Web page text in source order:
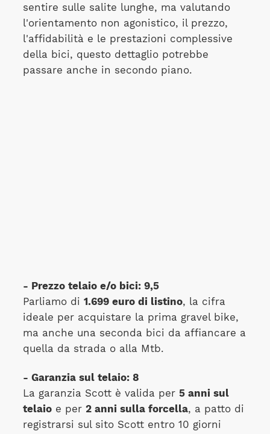
sentire sulle salite lunghe, ma valutando
l'orientamento non agonistico, il prezzo,
l'affidabilità e le prestazioni complessive
della bici, questo dettaglio potrebbe
passare anche in secondo piano.
- Prezzo telaio e/o bici: 9,5
Parliamo di 1.699 euro di listino, la cifra
ideale per acquistare la prima gravel bike,
ma anche una seconda bici da affiancare a
quella da strada o alla Mtb.
- Garanzia sul telaio: 8
La garanzia Scott è valida per 5 anni sul
telaioe per 2 anni sulla forcella, a patto di
registrarsi sul sito Scott entro 10 giorni